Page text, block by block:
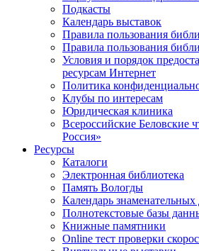
Подкасты
Календарь выставок
Правила пользования
Правила пользования
Условия и порядок
ресурсам Интернет
Политика
Клубы по интересам
Юридическая клиника
Всероссийские Беловские
Россия»
Ресурсы
Каталоги
Электронная библиотека
Память Вологды
Календарь знаменательных
Полнотекстовые базы
Книжные памятники
Online тест проверки